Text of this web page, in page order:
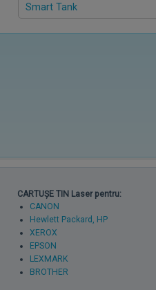
Smart Tank
CARTUȘE TIN Laser pentru:
CANON
Hewlett Packard, HP
XEROX
EPSON
LEXMARK
BROTHER